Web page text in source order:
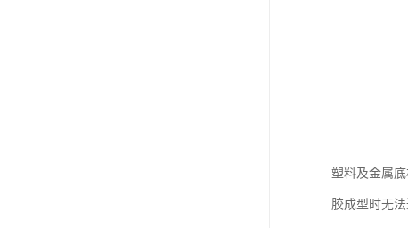
塑料及金属
胶成型时无